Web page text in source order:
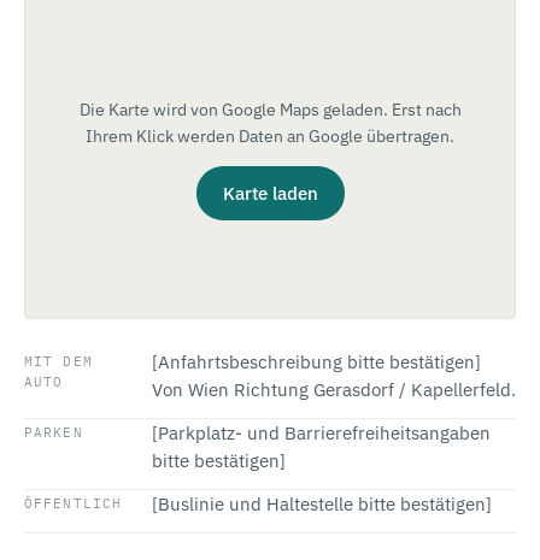
Die Karte wird von Google Maps geladen. Erst nach
Ihrem Klick werden Daten an Google übertragen.
Karte laden
MIT DEM
AUTO
[Anfahrtsbeschreibung bitte bestätigen]
Von Wien Richtung Gerasdorf / Kapellerfeld.
PARKEN
[Parkplatz- und Barrierefreiheitsangaben
bitte bestätigen]
ÖFFENTLICH [Buslinie und Haltestelle bitte bestätigen]